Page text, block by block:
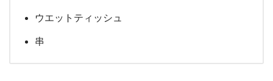
ウエットティッシュ
串